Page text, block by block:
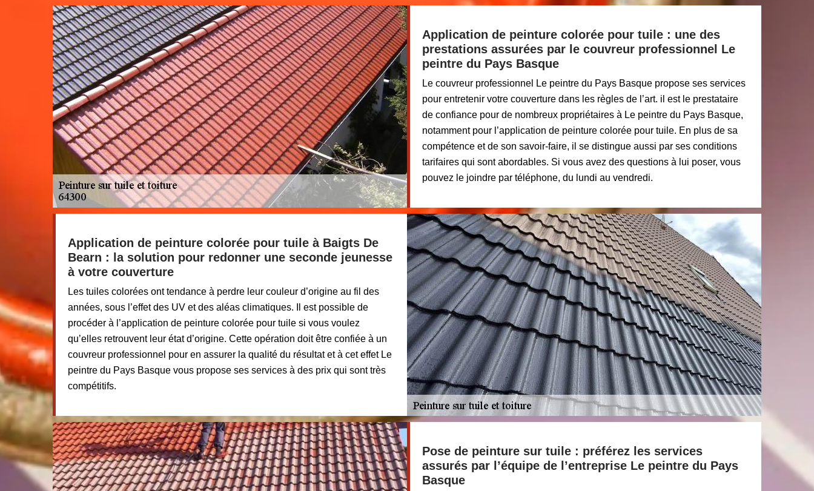
Application de peinture colorée pour tuile : une des
prestations assurées par le couvreur professionnel Le
peintre du Pays Basque
Le couvreur professionnel Le peintre du Pays Basque propose ses services
pour entretenir votre couverture dans les règles de l’art. il est le prestataire
de confiance pour de nombreux propriétaires à Le peintre du Pays Basque,
notamment pour l’application de peinture colorée pour tuile. En plus de sa
compétence et de son savoir-faire, il se distingue aussi par ses conditions
tarifaires qui sont abordables. Si vous avez des questions à lui poser, vous
pouvez le joindre par téléphone, du lundi au vendredi.
Application de peinture colorée pour tuile à Baigts De
Bearn : la solution pour redonner une seconde jeunesse
à votre couverture
Les tuiles colorées ont tendance à perdre leur couleur d’origine au fil des
années, sous l’effet des UV et des aléas climatiques. Il est possible de
procéder à l’application de peinture colorée pour tuile si vous voulez
qu’elles retrouvent leur état d’origine. Cette opération doit être confiée à un
couvreur professionnel pour en assurer la qualité du résultat et à cet effet Le
peintre du Pays Basque vous propose ses services à des prix qui sont très
compétitifs.
Pose de peinture sur tuile : préférez les services
assurés par l’équipe de l’entreprise Le peintre du Pays
Basque